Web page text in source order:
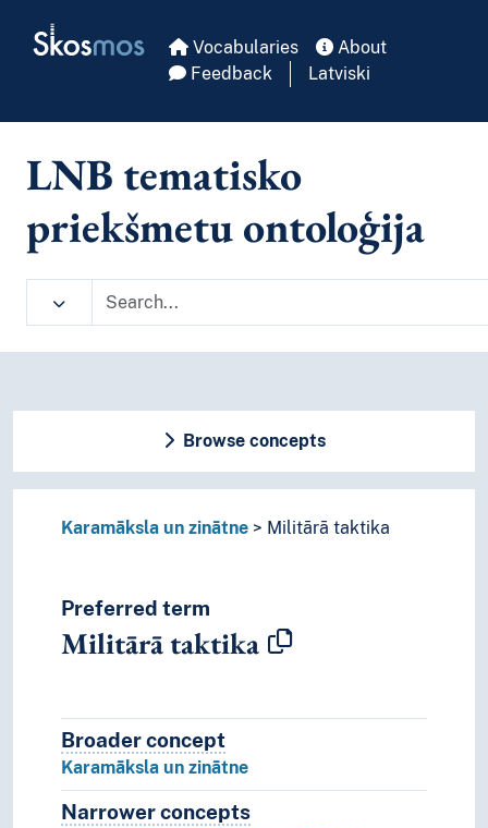
Skosmos Vocabularies
About
Feedback
Latviski
LNB tematisko
priekšmetu ontoloģija
Browse concepts
Karamāksla un zinātne Militārā taktika
Preferred term
Militārā taktika
Broader conceptBroader concept
Karamāksla un zinātne
Narrower conceptsNarrower concepts.